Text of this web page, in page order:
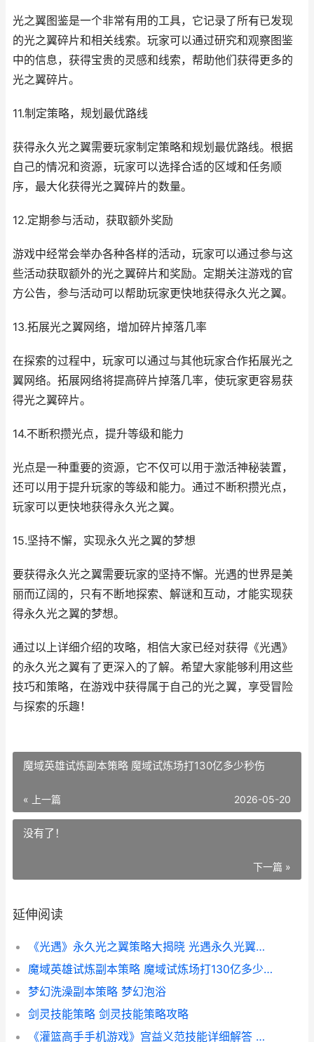
光之翼图鉴是一个非常有用的工具，它记录了所有已发现
的光之翼碎片和相关线索。玩家可以通过研究和观察图鉴
中的信息，获得宝贵的灵感和线索，帮助他们获得更多的
光之翼碎片。
11.制定策略，规划最优路线
获得永久光之翼需要玩家制定策略和规划最优路线。根据
自己的情况和资源，玩家可以选择合适的区域和任务顺
序，最大化获得光之翼碎片的数量。
12.定期参与活动，获取额外奖励
游戏中经常会举办各种各样的活动，玩家可以通过参与这
些活动获取额外的光之翼碎片和奖励。定期关注游戏的官
方公告，参与活动可以帮助玩家更快地获得永久光之翼。
13.拓展光之翼网络，增加碎片掉落几率
在探索的过程中，玩家可以通过与其他玩家合作拓展光之
翼网络。拓展网络将提高碎片掉落几率，使玩家更容易获
得光之翼碎片。
14.不断积攒光点，提升等级和能力
光点是一种重要的资源，它不仅可以用于激活神秘装置，
还可以用于提升玩家的等级和能力。通过不断积攒光点，
玩家可以更快地获得永久光之翼。
15.坚持不懈，实现永久光之翼的梦想
要获得永久光之翼需要玩家的坚持不懈。光遇的世界是美
丽而辽阔的，只有不断地探索、解谜和互动，才能实现获
得永久光之翼的梦想。
通过以上详细介绍的攻略，相信大家已经对获得《光遇》
的永久光之翼有了更深入的了解。希望大家能够利用这些
技巧和策略，在游戏中获得属于自己的光之翼，享受冒险
与探索的乐趣！
魔域英雄试炼副本策略 魔域试炼场打130亿多少秒伤
« 上一篇 2026-05-20
没有了！
下一篇 »
延伸阅读
《光遇》永久光之翼策略大揭晓 光遇永久光翼图片
魔域英雄试炼副本策略 魔域试炼场打130亿多少秒伤
梦幻洗澡副本策略 梦幻泡浴
剑灵技能策略 剑灵技能策略攻略
《灌篮高手手机游戏》宫益义范技能详细解答 灌篮高手 apk